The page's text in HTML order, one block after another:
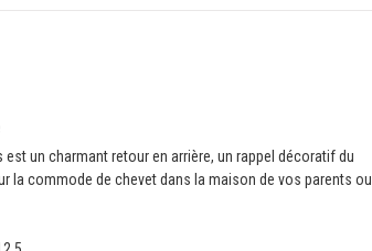
est un charmant retour en arrière, un rappel décoratif du
la commode de chevet dans la maison de vos parents ou